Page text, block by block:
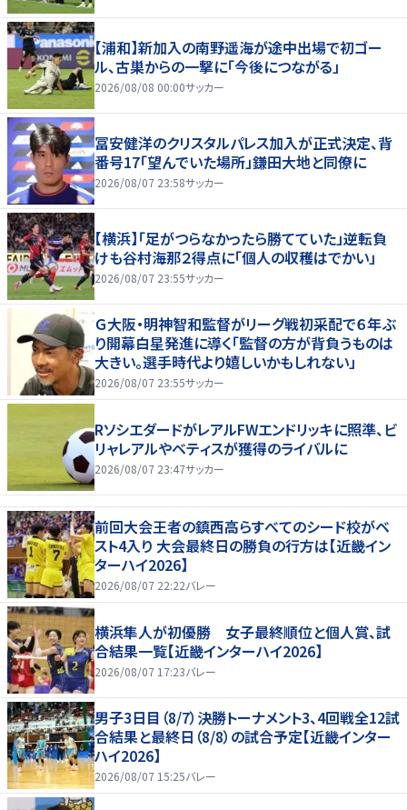
【浦和】新加入の南野遥海が途中出場で初ゴー
ル、古巣からの一撃に「今後につながる」
2026/08/08 00:00サッカー
冨安健洋のクリスタルパレス加入が正式決定、背
番号17「望んでいた場所」鎌田大地と同僚に
2026/08/07 23:58サッカー
【横浜】「足がつらなかったら勝てていた」逆転負
けも谷村海那２得点に「個人の収穫はでかい」
2026/08/07 23:55サッカー
Ｇ大阪・明神智和監督がリーグ戦初采配で６年ぶ
り開幕白星発進に導く「監督の方が背負うものは
大きい。選手時代より嬉しいかもしれない」
2026/08/07 23:55サッカー
RソシエダードがレアルFWエンドリッキに照準、ビ
リャレアルやベティスが獲得のライバルに
2026/08/07 23:47サッカー
前回大会王者の鎮西高らすべてのシード校がベ
スト4入り 大会最終日の勝負の行方は【近畿イン
ターハイ2026】
2026/08/07 22:22バレー
横浜隼人が初優勝 女子最終順位と個人賞、試
合結果一覧【近畿インターハイ2026】
2026/08/07 17:23バレー
男子3日目（8/7）決勝トーナメント3、4回戦全12試
合結果と最終日（8/8）の試合予定【近畿インター
ハイ2026】
2026/08/07 15:25バレー